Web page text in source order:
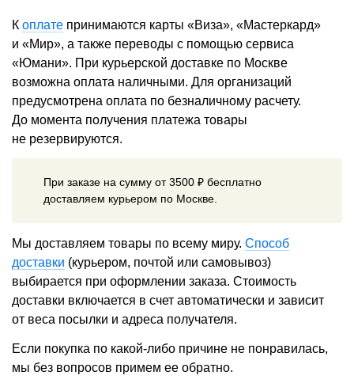
К оплате принимаются карты «Виза», «Мастеркард»
и «Мир», а также переводы с помощью сервиса
«Юмани». При курьерской доставке по Москве
возможна оплата наличными. Для организаций
предусмотрена оплата по безналичному расчету.
До момента получения платежа товары
не резервируются.
При заказе на сумму от 3500 ₽ бесплатно
доставляем курьером по Москве.
Мы доставляем товары по всему миру. Способ
доставки (курьером, почтой или самовывоз)
выбирается при оформлении заказа. Стоимость
доставки включается в счет автоматически и зависит
от веса посылки и адреса получателя.
Если покупка по какой-либо причине не понравилась,
мы без вопросов примем ее обратно.